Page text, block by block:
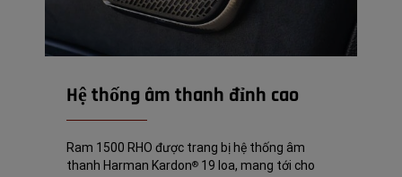
Hệ thống âm thanh đỉnh cao
Ram 1500 RHO được trang bị hệ thống âm
thanh Harman Kardon® 19 loa, mang tới cho